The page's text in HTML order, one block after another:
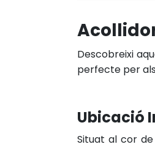
Descobreixi
perfecte per
Ubicació
Situat al cor de